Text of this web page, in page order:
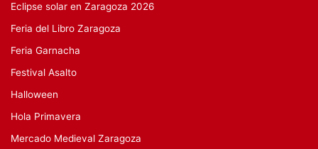
Eclipse solar en Zaragoza 2026
Feria del Libro Zaragoza
Feria Garnacha
Festival Asalto
Halloween
Hola Primavera
Mercado Medieval Zaragoza